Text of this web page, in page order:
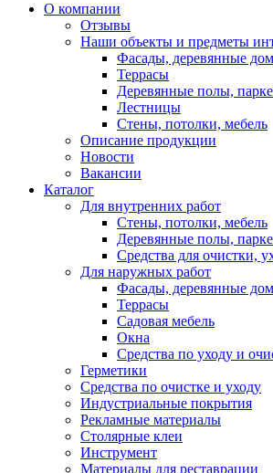
О компании
Отзывы
Наши объекты и предметы
Фасады, деревянные
Террасы
Деревянные полы,
Лестницы
Стены, потолки, мебель
Описание продукции
Новости
Вакансии
Каталог
Для внутренних работ
Стены, потолки, мебель
Деревянные полы,
Средства для очистки,
Для наружных работ
Фасады, деревянные
Террасы
Садовая мебель
Окна
Средства по уходу и
Герметики
Средства по очистке и уходу
Индустриальные покрытия
Рекламные материалы
Столярные клеи
Инструмент
Материалы для реставрации